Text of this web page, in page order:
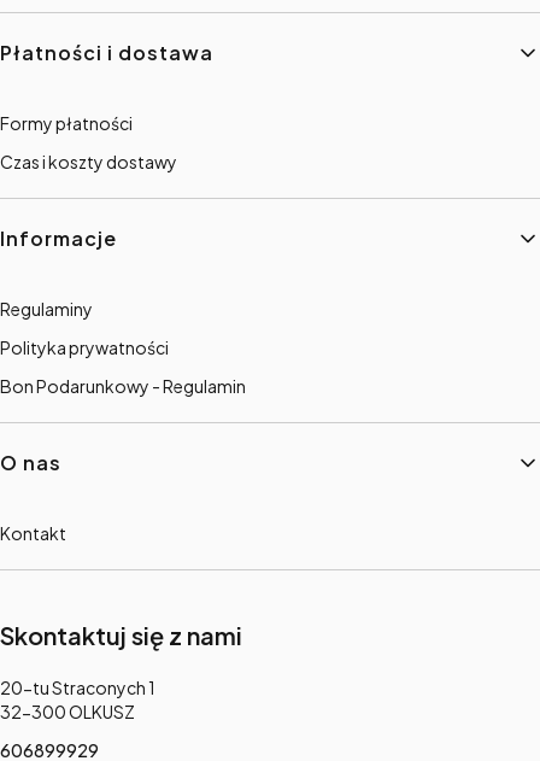
Płatności i dostawa
Formy płatności
Czas i koszty dostawy
Informacje
Regulaminy
Polityka prywatności
Bon Podarunkowy - Regulamin
O nas
Kontakt
Skontaktuj się z nami
Adres:
20-tu Straconych 1
32-300 OLKUSZ
606899929